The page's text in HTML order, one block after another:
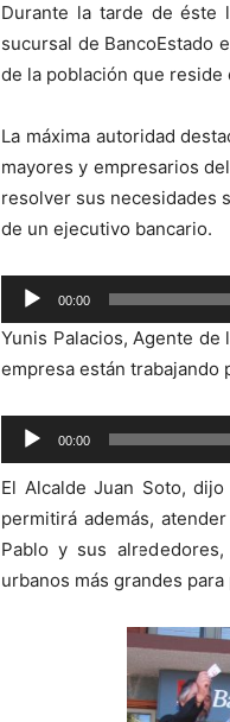
Durante la tarde de
sucursal de BancoEstado
de la población que reside
La máxima autoridad
mayores y empresarios
resolver sus necesidades
de un ejecutivo bancario.
Reproductor
de
audio
00:00
Yunis Palacios, Agente de
empresa están trabajando
Reproductor
de
audio
00:00
El Alcalde Juan Soto,
permitirá además,
Pablo y sus
urbanos más grandes